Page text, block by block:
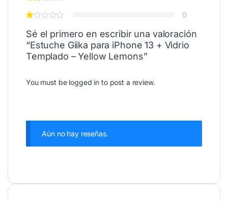
0
Sé el primero en escribir una valoración
“Estuche Giika para iPhone 13 + Vidrio
Templado – Yellow Lemons”
You must be logged in to post a review.
Aún no hay reseñas.